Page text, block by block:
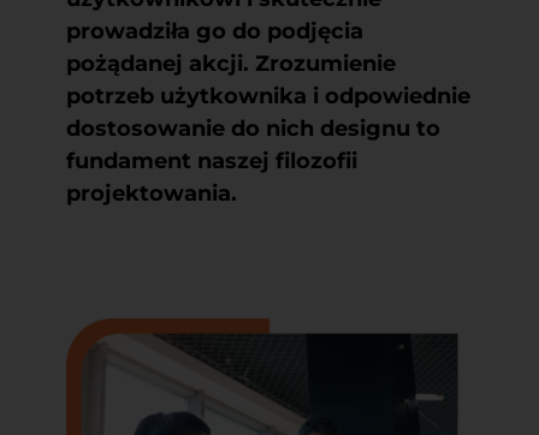
prowadziła go do podjęcia
pożądanej akcji. Zrozumienie
potrzeb użytkownika i odpowiednie
dostosowanie do nich designu to
fundament naszej filozofii
projektowania.